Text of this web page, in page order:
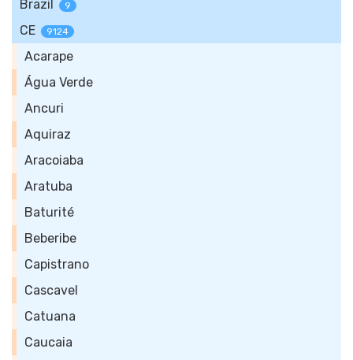
Brazil 9
CE 9124
Acarape
Água Verde
Ancuri
Aquiraz
Aracoiaba
Aratuba
Baturité
Beberibe
Capistrano
Cascavel
Catuana
Caucaia